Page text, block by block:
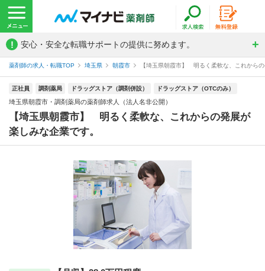
! 安心・安全な転職サポートの提供に努めます。
薬剤師の求人・転職TOP 埼玉県 朝霞市 【埼玉県朝霞市】 明るく柔軟な、これから
正社員 調剤薬局 ドラッグストア（調剤併設） ドラッグストア（OTCのみ）
埼玉県朝霞市・調剤薬局の薬剤師求人（法人名非公開）
【埼玉県朝霞市】 明るく柔軟な、これからの発展が
楽しみな企業です。